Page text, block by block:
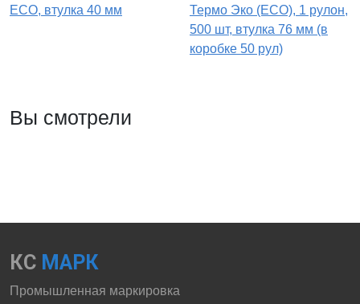
ECO, втулка 40 мм
Термо Эко (ECO), 1 рулон,
500 шт, втулка 76 мм (в
коробке 50 рул)
Вы смотрели
КС МАРК
Промышленная маркировка